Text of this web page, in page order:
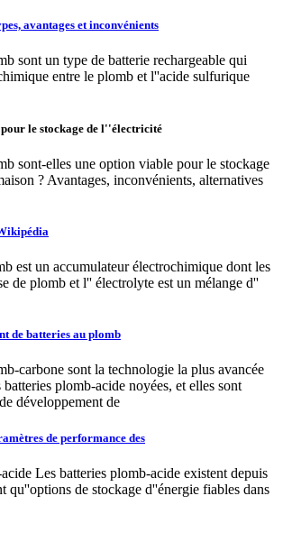
avantages et inconvénients
sont un type de batterie rechargeable qui
entre le plomb et l''acide sulfurique
le stockage de l''électricité
sont-elles une option viable pour le stockage
? Avantages, inconvénients, alternatives
est un accumulateur électrochimique dont les
de plomb et l'' électrolyte est un mélange d''
de batteries au plomb
carbone sont la technologie la plus avancée
plomb-acide noyées, et elles sont
développement de
de performance des
Les batteries plomb-acide existent depuis
qu''options de stockage d''énergie fiables dans